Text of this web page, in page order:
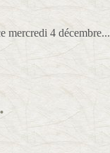
mercredi 4